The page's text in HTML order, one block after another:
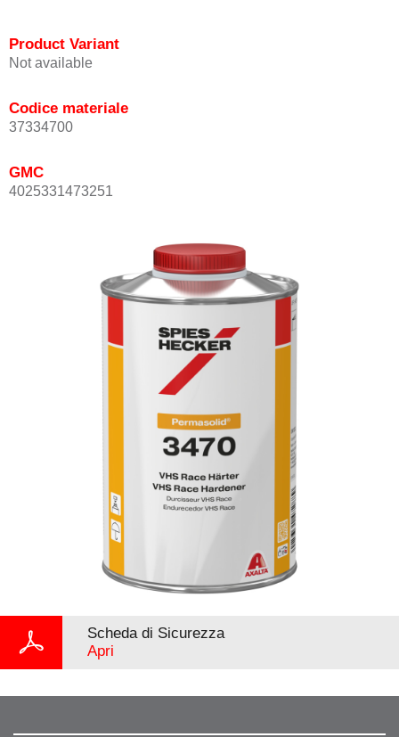
Product Variant
Not available
Codice materiale
37334700
GMC
4025331473251
Scheda di Sicurezza
Apri